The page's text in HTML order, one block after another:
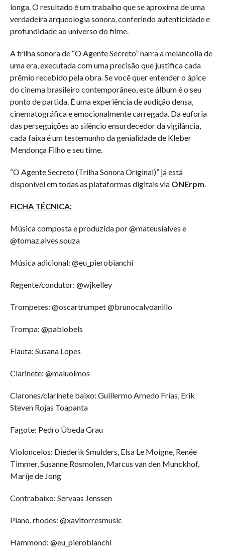
longa. O resultado é um trabalho que se aproxima de uma
verdadeira arqueologia sonora, conferindo autenticidade e
profundidade ao universo do filme.
A trilha sonora de “O Agente Secreto” narra a melancolia de
uma era, executada com uma precisão que justifica cada
prêmio recebido pela obra. Se você quer entender o ápice
do cinema brasileiro contemporâneo, este álbum é o seu
ponto de partida. É uma experiência de audição densa,
cinematográfica e emocionalmente carregada. Da euforia
das perseguições ao silêncio ensurdecedor da vigilância,
cada faixa é um testemunho da genialidade de Kleber
Mendonça Filho e seu time.
“O Agente Secreto (Trilha Sonora Original)” já está
disponível em todas as plataformas digitais via ONErpm
FICHA TÉCNICA:
Música composta e produzida por @mateusialves e
@tomaz.alves.souza
Música adicional: @eu_pierobianchi
Regente/condutor: @wjkelley
Trompetes: @oscartrumpet @brunocalvoanillo
Trompa: @pablobels
Flauta: Susana Lopes
Clarinete: @maluolmos
Clarones/clarinete baixo: Guillermo Arnedo Frias, Erik
Steven Rojas Toapanta
Fagote: Pedro Úbeda Grau
Violoncelos: Diederik Smulders, Elsa Le Moigne, Renée
Timmer, Susanne Rosmolen, Marcus van den Munckhof,
Marije de Jong
Contrabaixo: Servaas Jenssen
Piano, rhodes: @xavitorresmusic
Hammond: @eu_pierobianchi